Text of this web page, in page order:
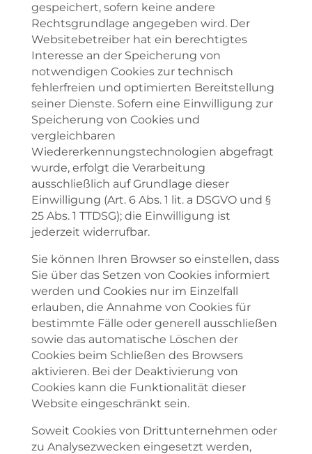
gespeichert, sofern keine andere
Rechtsgrundlage angegeben wird. Der
Websitebetreiber hat ein berechtigtes
Interesse an der Speicherung von
notwendigen Cookies zur technisch
fehlerfreien und optimierten Bereitstellung
seiner Dienste. Sofern eine Einwilligung zur
Speicherung von Cookies und
vergleichbaren
Wiedererkennungstechnologien abgefragt
wurde, erfolgt die Verarbeitung
ausschließlich auf Grundlage dieser
Einwilligung (Art. 6 Abs. 1 lit. a DSGVO und §
25 Abs. 1 TTDSG); die Einwilligung ist
jederzeit widerrufbar.
Sie können Ihren Browser so einstellen, dass
Sie über das Setzen von Cookies informiert
werden und Cookies nur im Einzelfall
erlauben, die Annahme von Cookies für
bestimmte Fälle oder generell ausschließen
sowie das automatische Löschen der
Cookies beim Schließen des Browsers
aktivieren. Bei der Deaktivierung von
Cookies kann die Funktionalität dieser
Website eingeschränkt sein.
Soweit Cookies von Drittunternehmen oder
zu Analysezwecken eingesetzt werden,